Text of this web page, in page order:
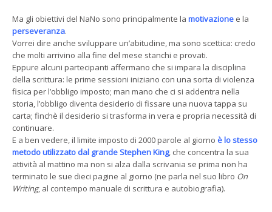
Ma gli obiettivi del NaNo sono principalmente la motivazione e la
perseveranza.
Vorrei dire anche sviluppare un’abitudine, ma sono scettica: credo
che molti arrivino alla fine del mese stanchi e provati.
Eppure alcuni partecipanti affermano che si impara la disciplina
della scrittura: le prime sessioni iniziano con una sorta di violenza
fisica per l’obbligo imposto; man mano che ci si addentra nella
storia, l’obbligo diventa desiderio di fissare una nuova tappa su
carta; finchè il desiderio si trasforma in vera e propria necessità di
continuare.
E a ben vedere, il limite imposto di 2000 parole al giorno è lo stesso
metodo utilizzato dal grande Stephen King, che concentra la sua
attività al mattino ma non si alza dalla scrivania se prima non ha
terminato le sue dieci pagine al giorno (ne parla nel suo libro On
Writing, al contempo manuale di scrittura e autobiografia).